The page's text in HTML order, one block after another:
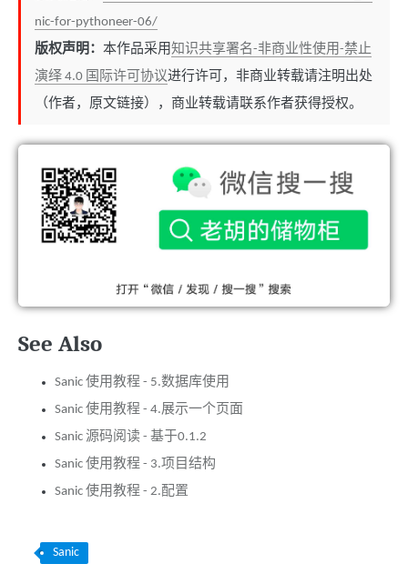
nic-for-pythoneer-06/
版权声明： 本作品采用知识共享署名-非商业性使用-禁止
演绎 4.0 国际许可协议进行许可，非商业转载请注明出处
（作者，原文链接），商业转载请联系作者获得授权。
See Also
Sanic 使用教程 - 5.数据库使用
Sanic 使用教程 - 4.展示一个页面
Sanic 源码阅读 - 基于0.1.2
Sanic 使用教程 - 3.项目结构
Sanic 使用教程 - 2.配置
Sanic